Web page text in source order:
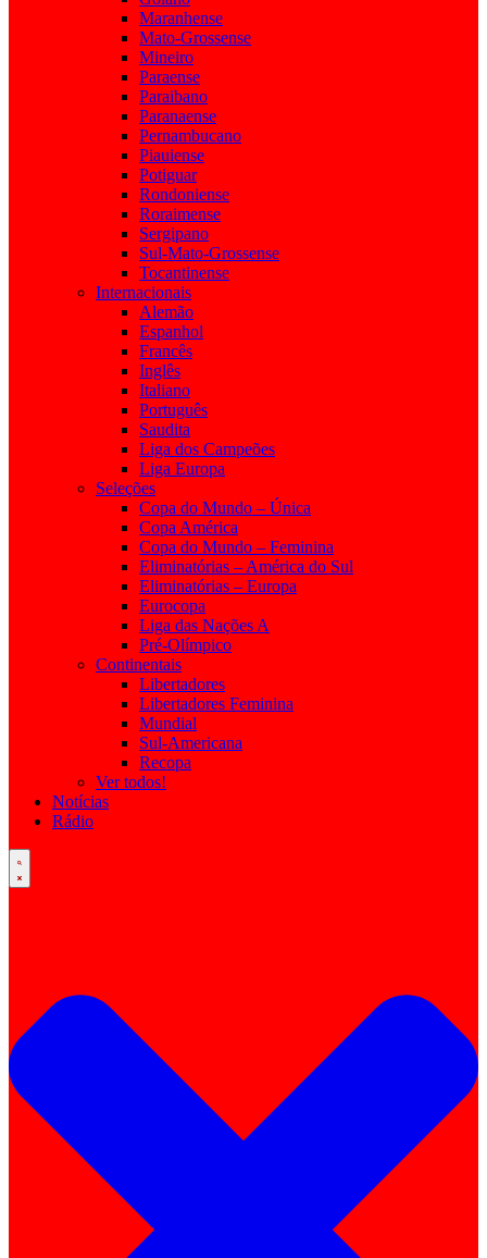
Maranhense
Mato-Grossense
Mineiro
Paraense
Paraibano
Paranaense
Pernambucano
Piauiense
Potiguar
Rondoniense
Roraimense
Sergipano
Sul-Mato-Grossense
Tocantinense
Internacionais
Alemão
Espanhol
Francês
Inglês
Italiano
Português
Saudita
Liga dos Campeões
Liga Europa
Seleções
Copa do Mundo – Única
Copa América
Copa do Mundo – Feminina
Eliminatórias – América do Sul
Eliminatórias – Europa
Eurocopa
Liga das Nações A
Pré-Olímpico
Continentais
Libertadores
Libertadores Feminina
Mundial
Sul-Americana
Recopa
Ver todos!
Notícias
Rádio